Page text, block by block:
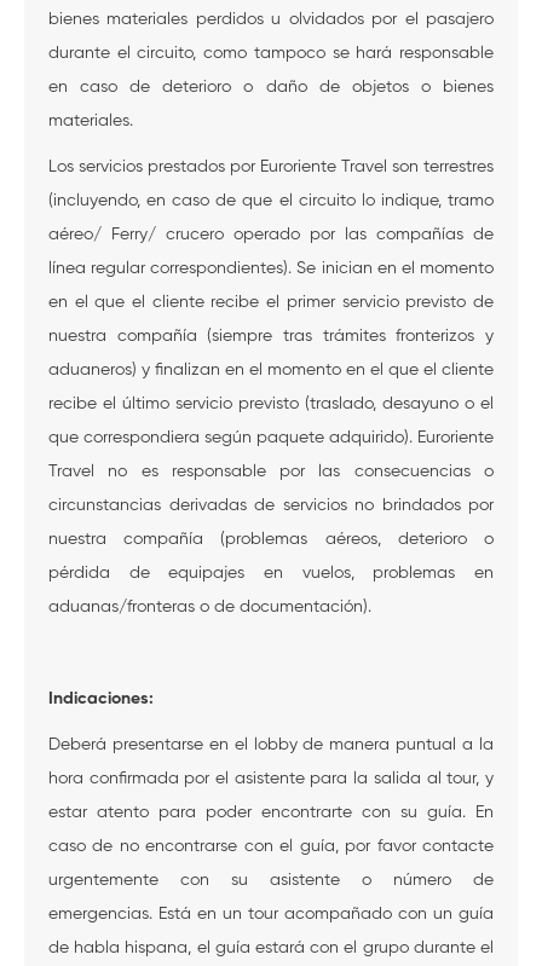
bienes materiales perdidos u olvidados por el pasajero
durante el circuito, como tampoco se hará responsable
en caso de deterioro o daño de objetos o bienes
materiales.
Los servicios prestados por Euroriente Travel son terrestres
(incluyendo, en caso de que el circuito lo indique, tramo
aéreo/ Ferry/ crucero operado por las compañías de
línea regular correspondientes). Se inician en el momento
en el que el cliente recibe el primer servicio previsto de
nuestra compañía (siempre tras trámites fronterizos y
aduaneros) y finalizan en el momento en el que el cliente
recibe el último servicio previsto (traslado, desayuno o el
que correspondiera según paquete adquirido). Euroriente
Travel no es responsable por las consecuencias o
circunstancias derivadas de servicios no brindados por
nuestra compañía (problemas aéreos, deterioro o
pérdida de equipajes en vuelos, problemas en
aduanas/fronteras o de documentación).
Indicaciones:
Deberá presentarse en el lobby de manera puntual a la
hora confirmada por el asistente para la salida al tour, y
estar atento para poder encontrarte con su guía. En
caso de no encontrarse con el guía, por favor contacte
urgentemente con su asistente o número de
emergencias. Está en un tour acompañado con un guía
de habla hispana, el guía estará con el grupo durante el